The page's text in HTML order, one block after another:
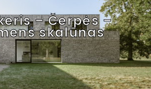
– Čerpės –
skalūnas